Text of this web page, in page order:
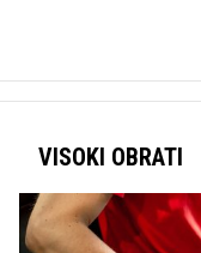
VISOKI OBRATI